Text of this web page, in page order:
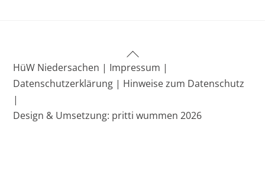
Back
To
Top
HüW Niedersachen | Impressum |
Datenschutzerklärung | Hinweise zum Datenschutz
|
Design & Umsetzung: pritti wummen 2026